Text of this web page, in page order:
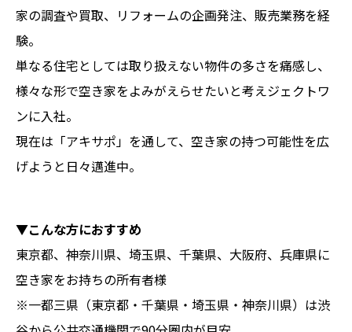
家の調査や買取、リフォームの企画発注、販売業務を経
験。
単なる住宅としては取り扱えない物件の多さを痛感し、
様々な形で空き家をよみがえらせたいと考えジェクトワ
ンに入社。
現在は「アキサポ」を通して、空き家の持つ可能性を広
げようと日々邁進中。
▼こんな方におすすめ
東京都、神奈川県、埼玉県、千葉県、大阪府、兵庫県に
空き家をお持ちの所有者様
※一都三県（東京都・千葉県・埼玉県・神奈川県）は渋